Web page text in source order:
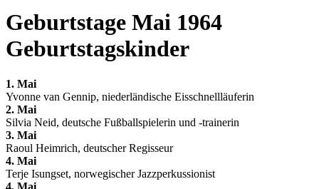
Geburtstage Mai 1964
Geburtstagskinder
1. Mai
Yvonne van Gennip, niederländische Eisschnellläuferin
2. Mai
Silvia Neid, deutsche Fußballspielerin und -trainerin
3. Mai
Raoul Heimrich, deutscher Regisseur
4. Mai
Terje Isungset, norwegischer Jazzperkussionist
4. Mai